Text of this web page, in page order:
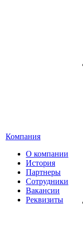
Компания
О компании
История
Партнеры
Сотрудники
Вакансии
Реквизиты